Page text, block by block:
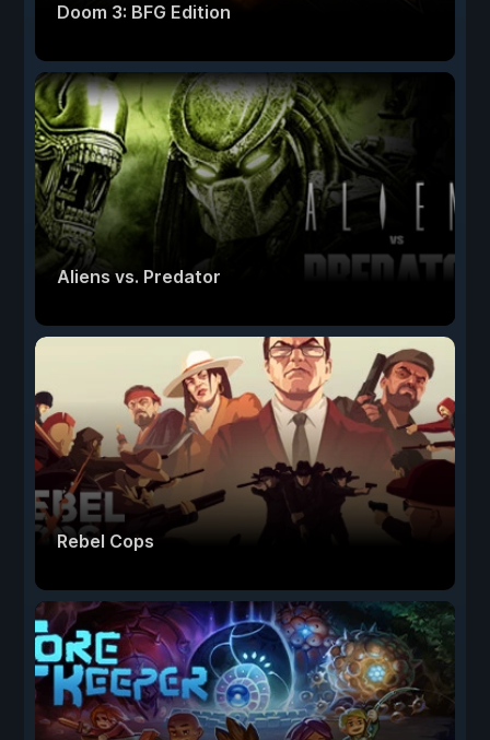
Doom 3: BFG Edition
Aliens vs. Predator
Rebel Cops